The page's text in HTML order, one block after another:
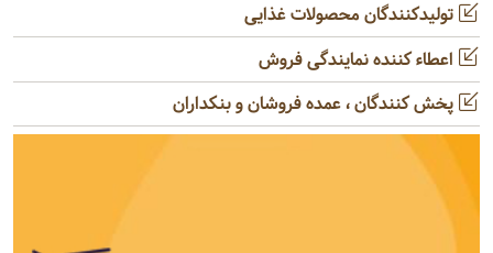
تولیدکنندگان محصولات غذایی
اعطاء کننده نمایندگی فروش
پخش کنندگان ، عمده فروشان و بنکداران